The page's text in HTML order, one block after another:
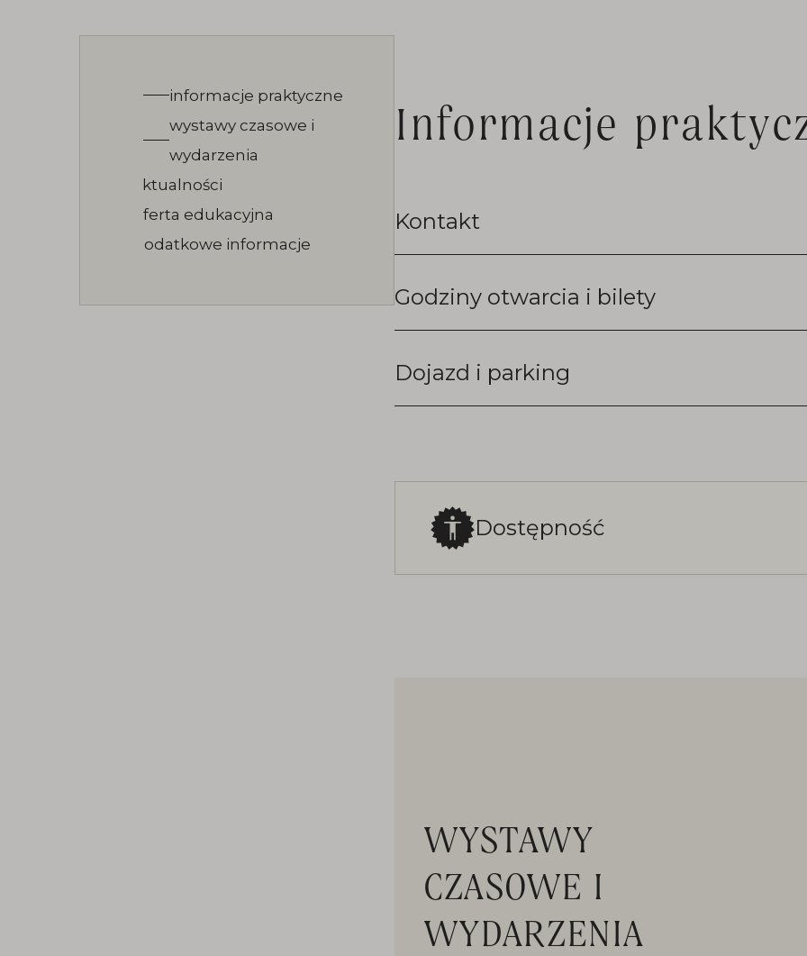
również dla osób poruszających się na wózkach
pracownie i biura, a najniższą – sala recepcyjno-
kasowa i magazyny eksponatów.
Informacje
Kontakt
Godziny otwarcia i bilety
Dojazd i parking
Dostępność
WYSTAWY
CZASOWE I
WYDARZENIA
informacje praktyczne
wystawy czasowe i
wydarzenia
aktualności
oferta edukacyjna
dodatkowe informacje